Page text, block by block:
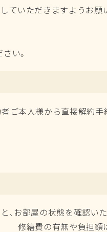
搬出し、空室
い。
短期保険）は、
によっ
、お部屋の状態を確認い
省のガイド